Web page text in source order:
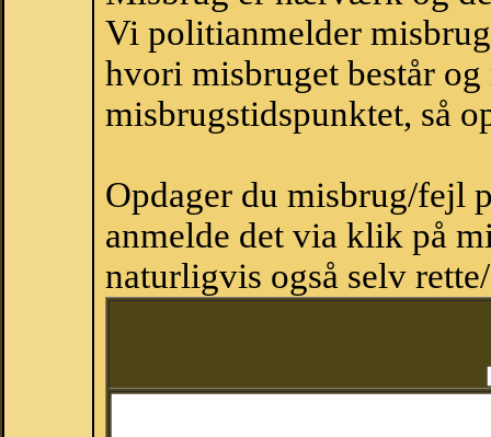
Vi politianmelder
hvori misbruget består
misbrugstidspunktet, så
Opdager du misbrug/fejl
anmelde det via klik på
naturligvis også selv